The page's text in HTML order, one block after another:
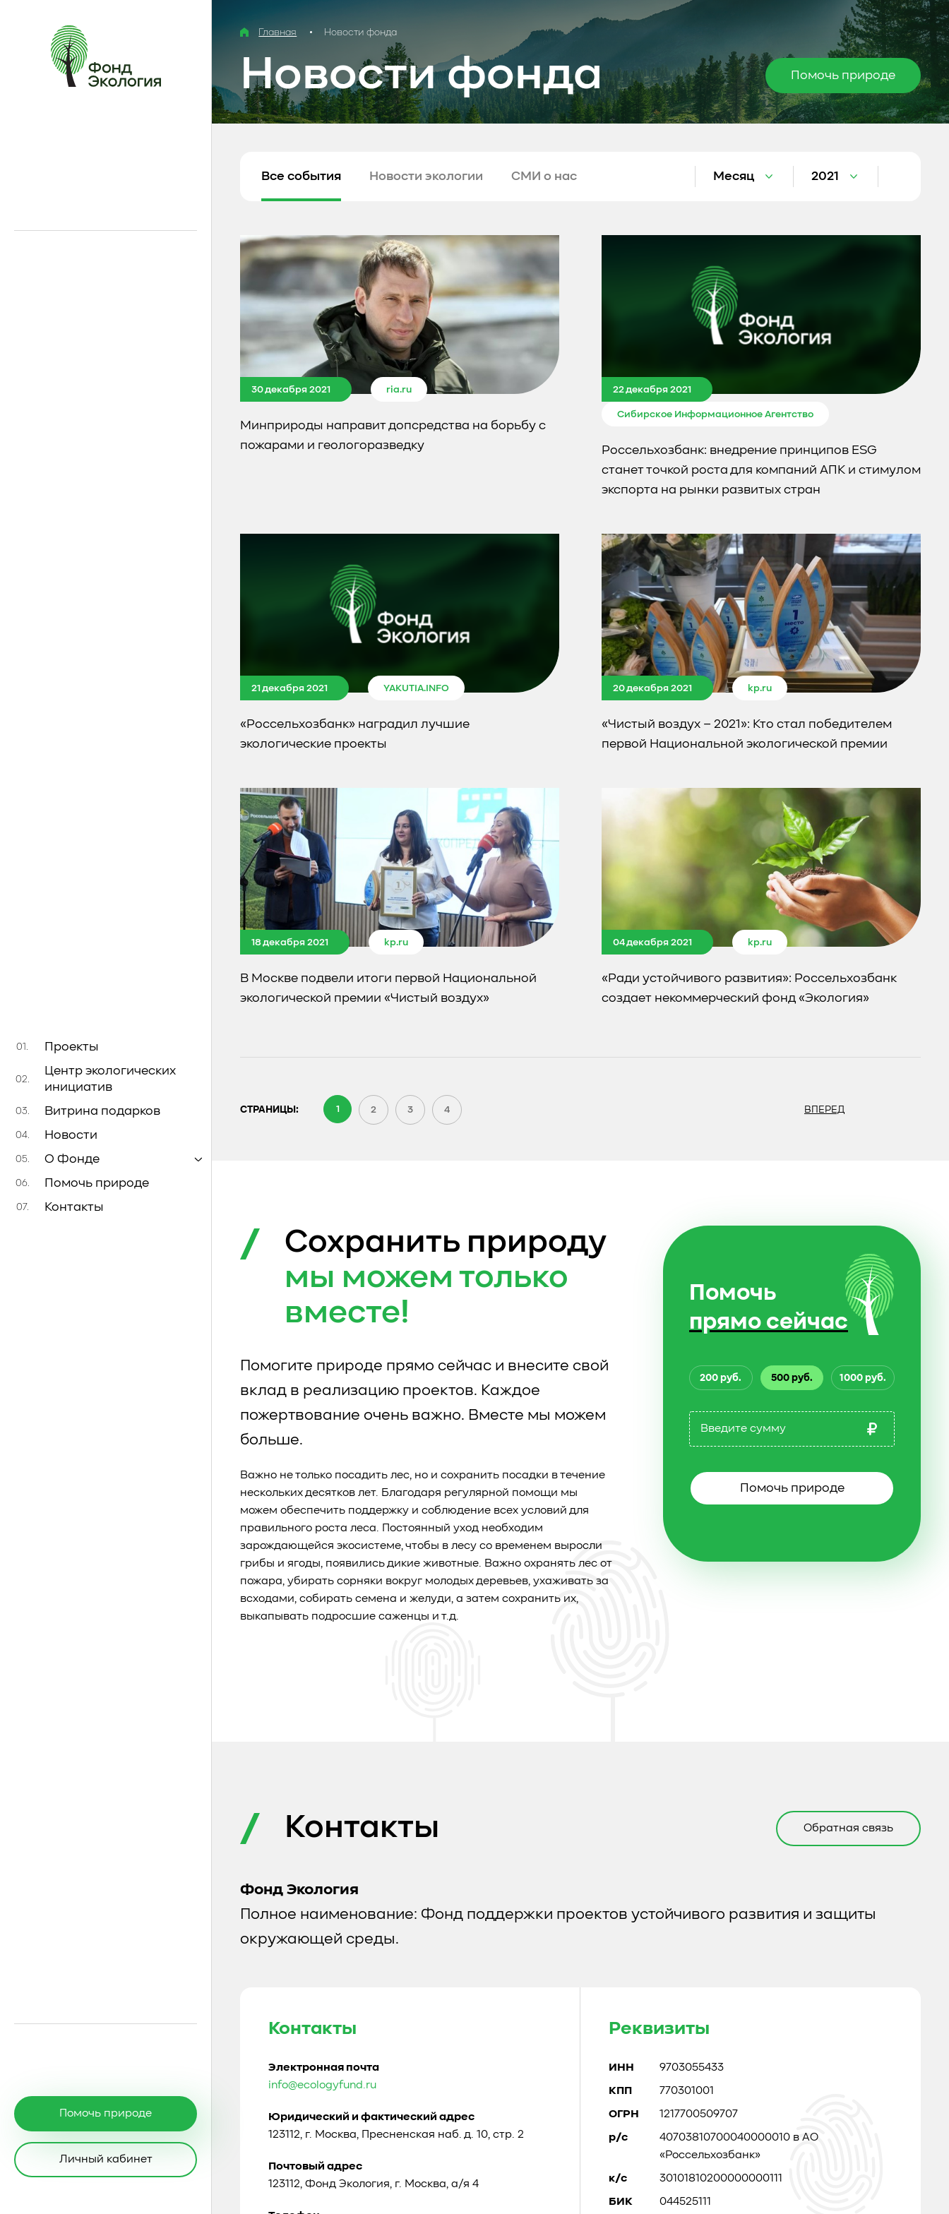
01. Проекты
02.
Центр экологических
инициатив
03. Витрина подарков
04. Новости
05. О Фонде
06. Помочь природе
07. Контакты
Помочь природе
Личный кабинет
Главная Новости фонда
Новости фонда Помочь природе
Все события Новости экологии СМИ о нас Месяц 2021
30 декабря 2021 ria.ru
Минприроды направит допсредства на борьбу с
пожарами и геологоразведку
22 декабря 2021
Сибирское Информационное Агентство
Россельхозбанк: внедрение принципов ESG
станет точкой роста для компаний АПК и стимулом
экспорта на рынки развитых стран
21 декабря 2021 YAKUTIA.INFO
«Россельхозбанк» наградил лучшие
экологические проекты
20 декабря 2021 kp.ru
«Чистый воздух – 2021»: Кто стал победителем
первой Национальной экологической премии
18 декабря 2021 kp.ru
В Москве подвели итоги первой Национальной
экологической премии «Чистый воздух»
04 декабря 2021 kp.ru
«Ради устойчивого развития»: Россельхозбанк
создает некоммерческий фонд «Экология»
СТРАНИЦЫ: 1 2 3 4 ВПЕРЕД
Сохранить природу
мы можем только
вместе!
Помогите природе прямо сейчас и внесите свой
вклад в реализацию проектов. Каждое
пожертвование очень важно. Вместе мы можем
больше.
Важно не только посадить лес, но и сохранить посадки в течение
нескольких десятков лет. Благодаря регулярной помощи мы
можем обеспечить поддержку и соблюдение всех условий для
правильного роста леса. Постоянный уход необходим
зарождающейся экосистеме, чтобы в лесу со временем выросли
грибы и ягоды, появились дикие животные. Важно охранять лес от
пожара, убирать сорняки вокруг молодых деревьев, ухаживать за
всходами, собирать семена и желуди, а затем сохранить их,
выкапывать подросшие саженцы и т.д.
Помочь
прямо сейчас
200 руб. 500 руб. 1000 руб.
Помочь природе
Контакты Обратная связь
Фонд Экология
Полное наименование: Фонд поддержки проектов устойчивого развития и защиты
окружающей среды.
Контакты
Электронная почта
info@ecologyfund.ru
Юридический и фактический адрес
123112, г. Москва, Пресненская наб. д. 10, стр. 2
Почтовый адрес
123112, Фонд Экология, г. Москва, а/я 4
Реквизиты
ИНН 9703055433
КПП 770301001
ОГРН 1217700509707
р/с
40703810700040000010 в АО
«Россельхозбанк»
к/с 30101810200000000111
БИК 044525111